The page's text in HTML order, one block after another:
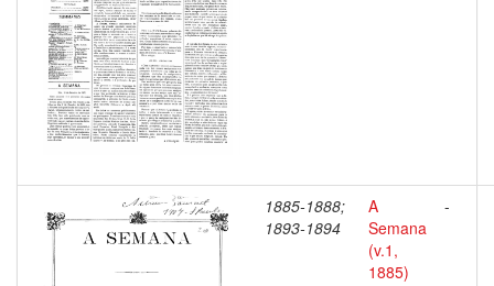
1885-1888;
1893-1894
A
Semana
(v.1,
1885)
-